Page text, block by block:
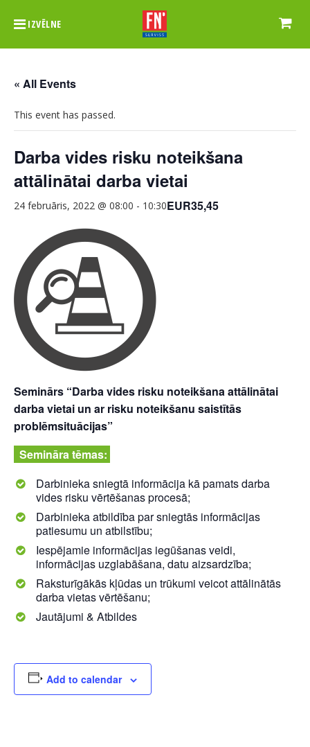
IZVĒLNE
« All Events
This event has passed.
Darba vides risku noteikšana
attālinātai darba vietai
24 februāris, 2022 @ 08:00 - 10:30EUR35,45
Seminārs “Darba vides risku noteikšana attālinātai
darba vietai un ar risku noteikšanu saistītās
problēmsituācijas”
Semināra tēmas:
Darbinieka sniegtā informācija kā pamats darba
vides risku vērtēšanas procesā;
Darbinieka atbildība par sniegtās informācijas
patiesumu un atbilstību;
Iespējamie informācijas iegūšanas veidi,
informācijas uzglabāšana, datu aizsardzība;
Raksturīgākās kļūdas un trūkumi veicot attālinātās
darba vietas vērtēšanu;
Jautājumi & Atbildes
Add to calendar